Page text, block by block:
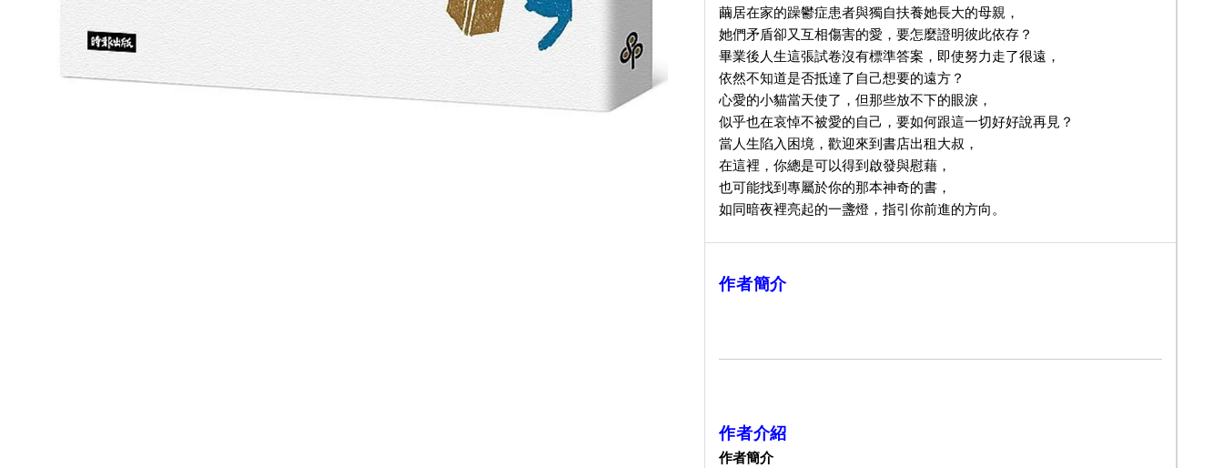
繭居在家的躁鬱症患者與獨自扶養她長大的母親，
她們矛盾卻又互相傷害的愛，要怎麼證明彼此依存？
畢業後人生這張試卷沒有標準答案，即使努力走了很遠，
依然不知道是否抵達了自己想要的遠方？
心愛的小貓當天使了，但那些放不下的眼淚，
似乎也在哀悼不被愛的自己，要如何跟這一切好好說再見？
當人生陷入困境，歡迎來到書店出租大叔，
在這裡，你總是可以得到啟發與慰藉，
也可能找到專屬於你的那本神奇的書，
如同暗夜裡亮起的一盞燈，指引你前進的方向。
作者簡介
作者介紹
作者簡介